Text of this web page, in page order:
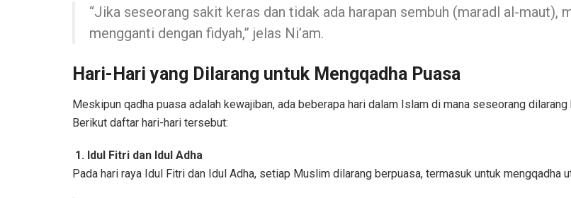
“Jika seseorang sakit keras dan tidak ada harapan sembuh (maradl al-maut),
mengganti dengan fidyah,” jelas Ni’am.
Hari-Hari yang Dilarang untuk Mengqadha Puasa
Meskipun qadha puasa adalah kewajiban, ada beberapa hari dalam Islam di mana seseorang
Berikut daftar hari-hari tersebut:
1. Idul Fitri dan Idul Adha
Pada hari raya Idul Fitri dan Idul Adha, setiap Muslim dilarang berpuasa, termasuk untuk mengqadha